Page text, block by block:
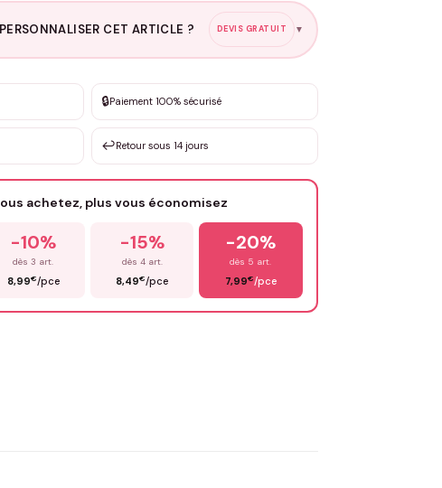
CET ARTICLE ? DEVIS GRATUIT ▼
mesure
de 3 à 10€ selon la demande
🔒Paiement 100% sécurisé
↩️Retour sous 14 jours
achetez, plus vous économisez
-10%
dès 3 art.
8,99€/pce
-15%
dès 4 art.
8,49€/pce
-20%
dès 5 art.
7,99€/pce